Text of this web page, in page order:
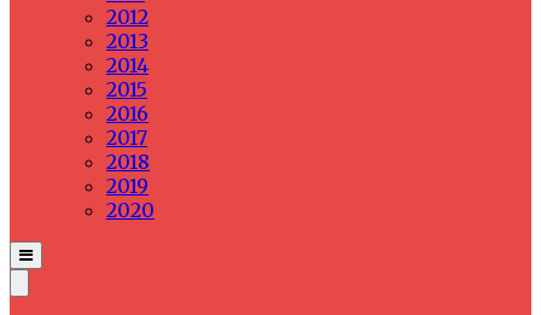
2012
2013
2014
2015
2016
2017
2018
2019
2020